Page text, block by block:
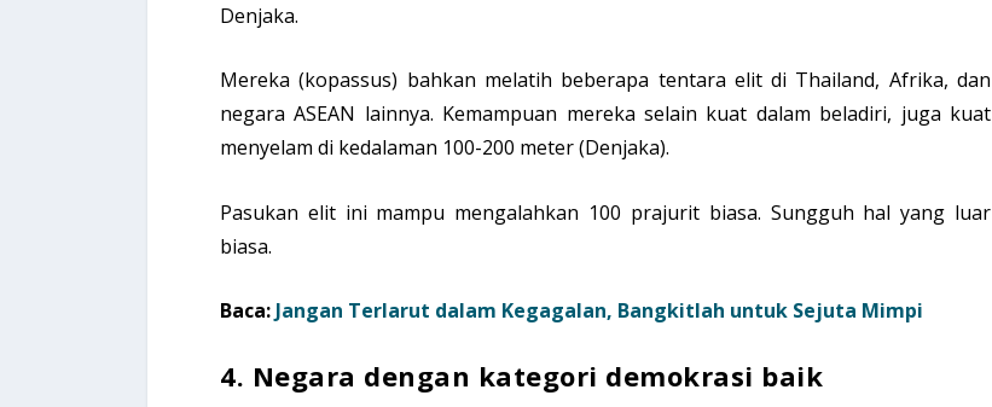
Denjaka.
Mereka (kopassus) bahkan melatih beberapa tentara elit di Thailand, Afrika, dan
negara ASEAN lainnya. Kemampuan mereka selain kuat dalam beladiri, juga kuat
menyelam di kedalaman 100-200 meter (Denjaka).
Pasukan elit ini mampu mengalahkan 100 prajurit biasa. Sungguh hal yang luar
biasa.
Baca:Jangan Terlarut dalam Kegagalan, Bangkitlah untuk Sejuta Mimpi
4. Negara dengan kategori demokrasi baik